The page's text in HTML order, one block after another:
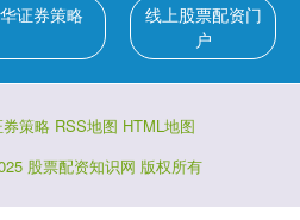
证券策略
线上股票配资门
户
策略 RSS地图 HTML地图
股票配资知识网 版权所有